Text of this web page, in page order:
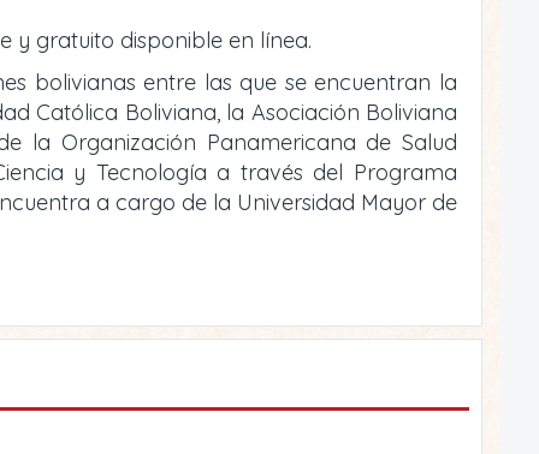
y gratuito disponible en línea.
bolivianas entre las que se encuentran la
Católica Boliviana, la Asociación Boliviana
la Organización Panamericana de Salud
y Tecnología a través del Programa
a cargo de la Universidad Mayor de